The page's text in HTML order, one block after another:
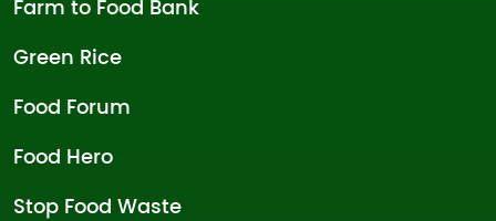
Farm to Food Bank
Green Rice
Food Forum
Food Hero
Stop Food Waste